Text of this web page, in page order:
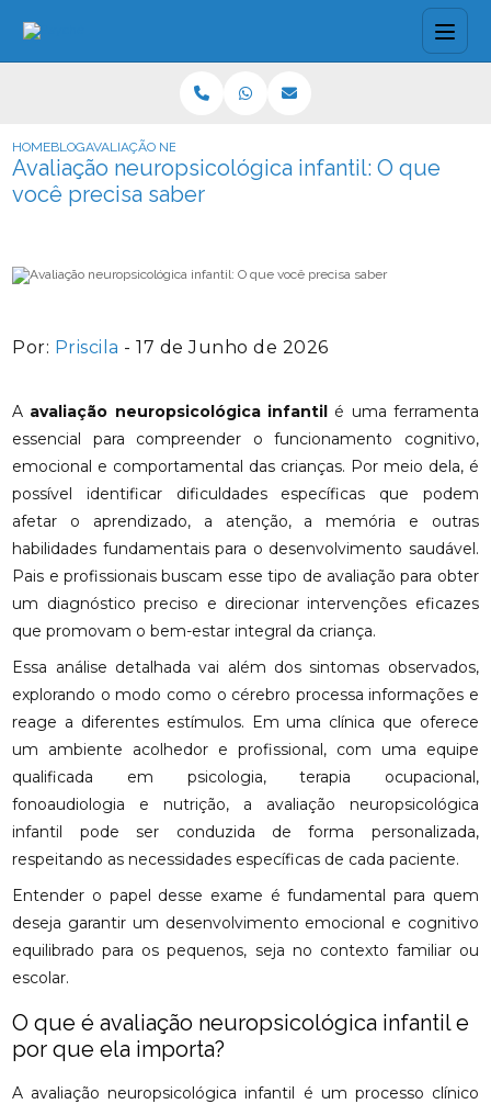
HOMEBLOGAVALIAÇÃO NEUROPSICOLÓGICA INFANTIL: O QUE VOCÊ PRECISA
Avaliação neuropsicológica infantil: O que
você precisa saber
Por: Priscila - 17 de Junho de 2026
A avaliação neuropsicológica infantil é uma ferramenta
essencial para compreender o funcionamento cognitivo,
emocional e comportamental das crianças. Por meio dela, é
possível identificar dificuldades específicas que podem
afetar o aprendizado, a atenção, a memória e outras
habilidades fundamentais para o desenvolvimento saudável.
Pais e profissionais buscam esse tipo de avaliação para obter
um diagnóstico preciso e direcionar intervenções eficazes
que promovam o bem-estar integral da criança.
Essa análise detalhada vai além dos sintomas observados,
explorando o modo como o cérebro processa informações e
reage a diferentes estímulos. Em uma clínica que oferece
um ambiente acolhedor e profissional, com uma equipe
qualificada em psicologia, terapia ocupacional,
fonoaudiologia e nutrição, a avaliação neuropsicológica
infantil pode ser conduzida de forma personalizada,
respeitando as necessidades específicas de cada paciente.
Entender o papel desse exame é fundamental para quem
deseja garantir um desenvolvimento emocional e cognitivo
equilibrado para os pequenos, seja no contexto familiar ou
escolar.
O que é avaliação neuropsicológica infantil e
por que ela importa?
A avaliação neuropsicológica infantil é um processo clínico